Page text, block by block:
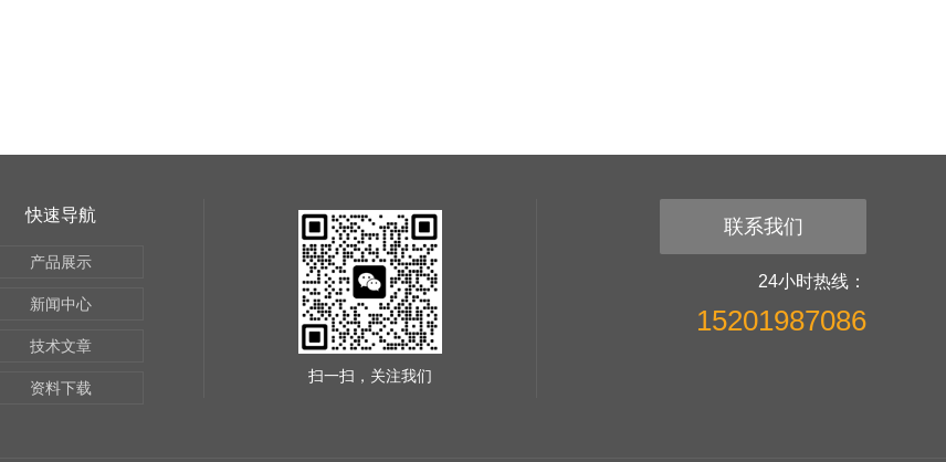
快速导航
产品展示
新闻中心
技术文章
资料下载
扫一扫，关注我们
联系我们
24小时热线：
15201987086